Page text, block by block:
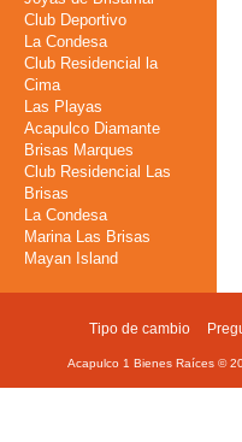
Club Deportivo
La Condesa
Club Residencial la
Cima
Las Playas
Acapulco Diamante
Brisas Marques
Club Residencial Las
Brisas
La Condesa
Marina Las Brisas
Mayan Island
Footer
Tipo de cambio
Acapulco 1 Bienes Raíces ©